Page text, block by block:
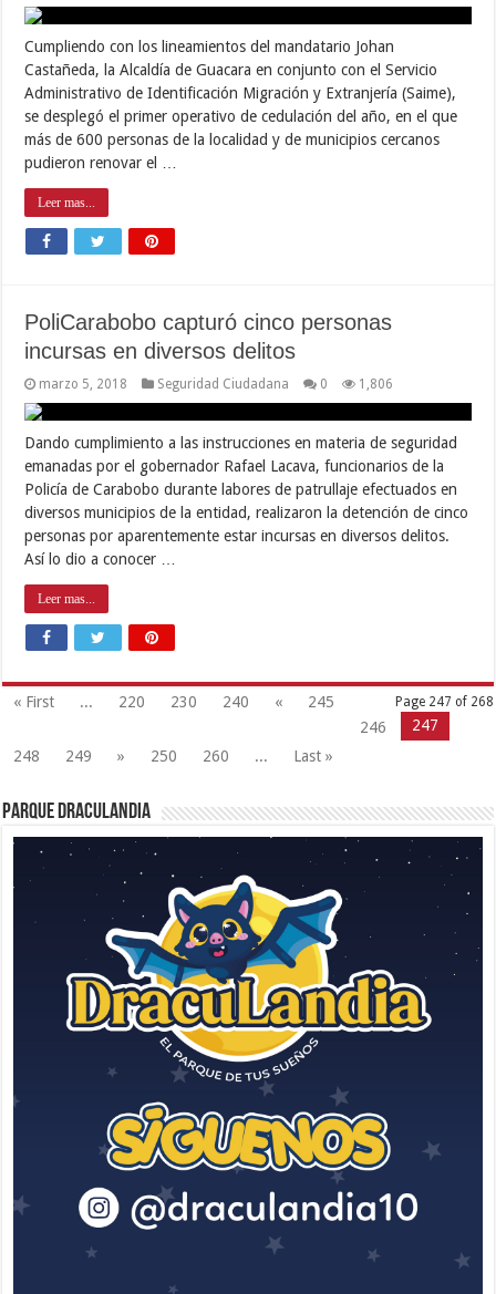
Cumpliendo con los lineamientos del mandatario Johan
Castañeda, la Alcaldía de Guacara en conjunto con el Servicio
Administrativo de Identificación Migración y Extranjería (Saime),
se desplegó el primer operativo de cedulación del año, en el que
más de 600 personas de la localidad y de municipios cercanos
pudieron renovar el …
Leer mas...
PoliCarabobo capturó cinco personas
incursas en diversos delitos
marzo 5, 2018 Seguridad Ciudadana 0 1,806
Dando cumplimiento a las instrucciones en materia de seguridad
emanadas por el gobernador Rafael Lacava, funcionarios de la
Policía de Carabobo durante labores de patrullaje efectuados en
diversos municipios de la entidad, realizaron la detención de cinco
personas por aparentemente estar incursas en diversos delitos.
Así lo dio a conocer …
Leer mas...
Page 247 of 268
« First ... 220 230 240 «
245
246
247
248
249 » 250 260 ... Last »
Parque Draculandia